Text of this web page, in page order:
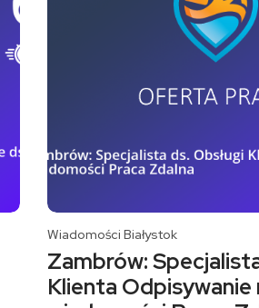
Wiadomości Białystok
Zambrów:
Klienta Odpisywanie